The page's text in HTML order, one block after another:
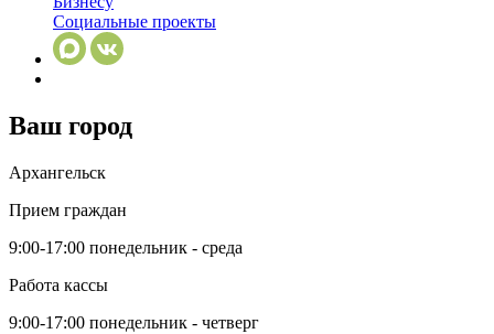
Социальные проекты
Ваш город
Архангельск
Прием граждан
9:00-17:00 понедельник - среда
Работа кассы
9:00-17:00 понедельник - четверг